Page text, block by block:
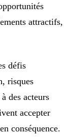
attractifs,
défis
risques
des acteurs
accepter
conséquence.